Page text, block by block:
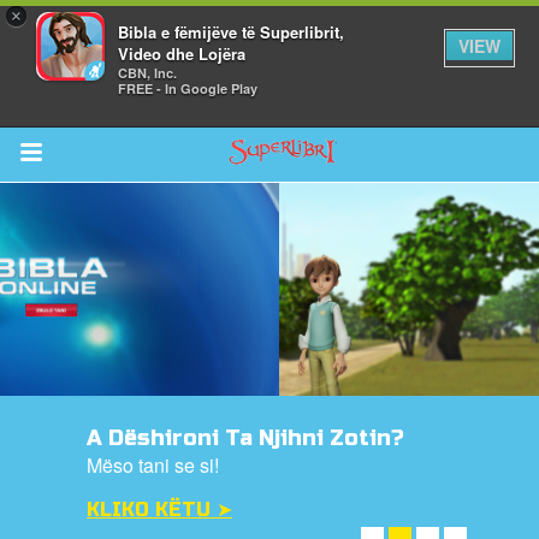
×
Bibla e fëmijëve të Superlibrit,
Video dhe Lojëra
CBN, Inc.
FREE - In Google Play
VIEW
Return to Content
A Dëshironi Ta Njihni Zotin?
Mëso tani se si!
KLIKO KËTU ➤